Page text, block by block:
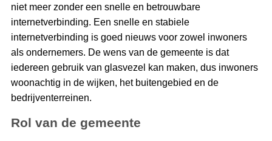
niet meer zonder een snelle en betrouwbare
internetverbinding. Een snelle en stabiele
internetverbinding is goed nieuws voor zowel inwoners
als ondernemers. De wens van de gemeente is dat
iedereen gebruik van glasvezel kan maken, dus inwoners
woonachtig in de wijken, het buitengebied en de
bedrijventerreinen.
Rol van de gemeente